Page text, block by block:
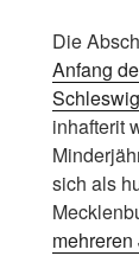
Die
Anfang
inhafterit
sich als